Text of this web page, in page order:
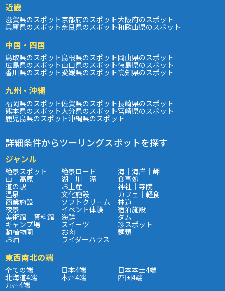
近畿
滋賀県のスポット京都府のスポット大阪府のスポット
兵庫県のスポット奈良県のスポット和歌山県のスポット
中国・四国
鳥取県のスポット島根県のスポット岡山県のスポット
広島県のスポット山口県のスポット徳島県のスポット
香川県のスポット愛媛県のスポット高知県のスポット
九州・沖縄
福岡県のスポット佐賀県のスポット長崎県のスポット
熊本県のスポット大分県のスポット宮崎県のスポット
鹿児島県のスポット沖縄県のスポット
詳細条件からツーリングスポットを探す
ジャンル
絶景スポット 絶景ロード 海｜海岸｜岬
山｜高原 湖｜川｜滝 食事処
道の駅 お土産 神社｜寺院
温泉 文化施設 カフェ｜軽食
商業施設 ソフトクリーム 林道
夜景 イベント体験 宿泊施設
美術館｜資料館 海鮮 ダム
キャンプ場 スイーツ 珍スポット
動植物園 お肉 麺類
お酒 ライダーハウス
東西南北の端
全ての端 日本4端 日本本土4端
北海道4端 本州4端 四国4端
九州4端